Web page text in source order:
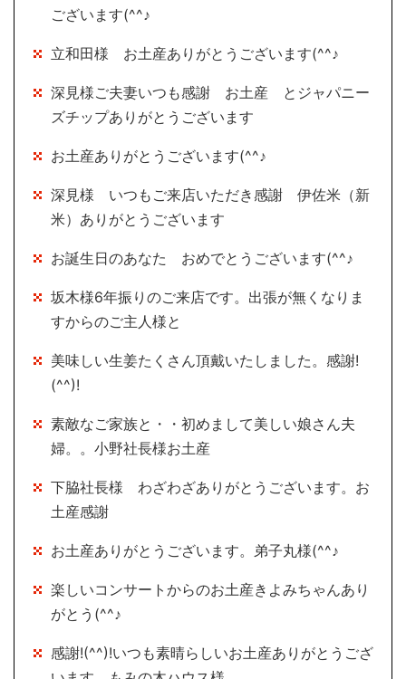
ございます(^^♪
立和田様 お土産ありがとうございます(^^♪
深見様ご夫妻いつも感謝 お土産 とジャパニー
ズチップありがとうございます
お土産ありがとうございます(^^♪
深見様 いつもご来店いただき感謝 伊佐米（新
米）ありがとうございます
お誕生日のあなた おめでとうございます(^^♪
坂木様6年振りのご来店です。出張が無くなりま
すからのご主人様と
美味しい生姜たくさん頂戴いたしました。感謝!
(^^)!
素敵なご家族と・・初めまして美しい娘さん夫
婦。。小野社長様お土産
下脇社長様 わざわざありがとうございます。お
土産感謝
お土産ありがとうございます。弟子丸様(^^♪
楽しいコンサートからのお土産きよみちゃんあり
がとう(^^♪
感謝!(^^)!いつも素晴らしいお土産ありがとうござ